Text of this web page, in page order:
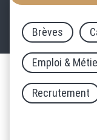
Brèves
Emploi &
Recrutement